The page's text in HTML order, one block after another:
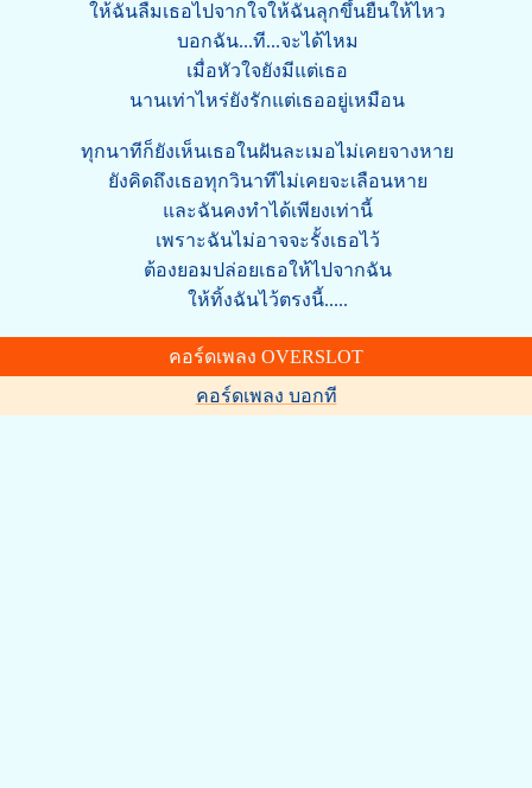
ให้ฉันลืมเธอไปจากใจให้ฉันลุกขึ้นยืนให้ไหว
บอกฉัน...ที...จะได้ไหม
เมื่อหัวใจยังมีแต่เธอ
นานเท่าไหร่ยังรักแต่เธออยู่เหมือน
ทุกนาทีก็ยังเห็นเธอในฝันละเมอไม่เคยจางหาย
ยังคิดถึงเธอทุกวินาทีไม่เคยจะเลือนหาย
และฉันคงทำได้เพียงเท่านี้
เพราะฉันไม่อาจจะรั้งเธอไว้
ต้องยอมปล่อยเธอให้ไปจากฉัน
ให้ทิ้งฉันไว้ตรงนี้.....
คอร์ดเพลง OVERSLOT
คอร์ดเพลง บอกที